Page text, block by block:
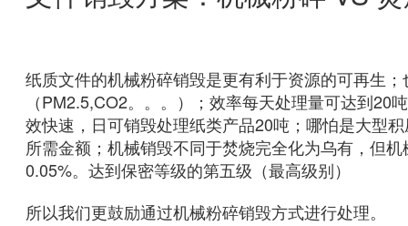
纸质文件的机械粉碎销毁是更有利于资源的可再生
（PM2.5,CO2。。。）；效率每天处理量可达到
效快速，日可销毁处理纸类产品20吨；哪怕是大型
所需金额；机械销毁不同于焚烧完全化为乌有，但
0.05%。达到保密等级的第五级（最高级别）
所以我们更鼓励通过机械粉碎销毁方式进行处理。